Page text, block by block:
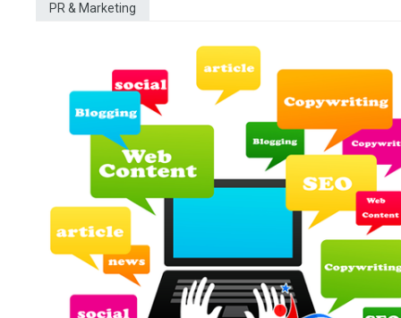
PR & Marketing